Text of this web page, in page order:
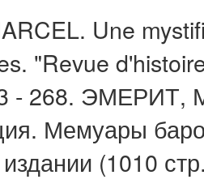
Une
"Revue
- 268.
Мемуары
(1010